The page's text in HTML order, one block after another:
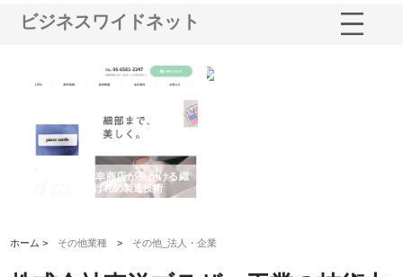
ビジネスワイドネット
有限会社松幸商店が手がける織
ネームと下げ札の製造技術
ホーム > その他業種 > その他_法人・企業